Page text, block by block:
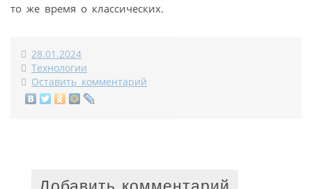
то же время о классических.
28.01.2024
Технологии
Оставить комментарий